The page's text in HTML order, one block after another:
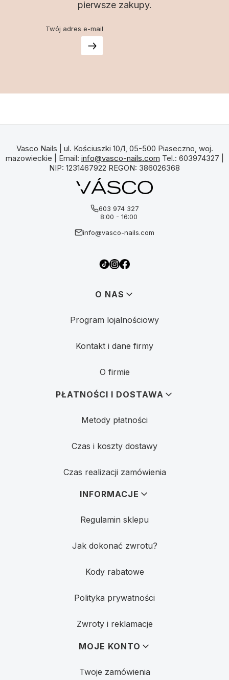
pierwsze zakupy.
Twój adres e-mail
Vasco Nails | ul. Kościuszki 10/1, 05-500 Piaseczno, woj.
mazowieckie | Email: info@vasco-nails.com Tel.: 603974327 |
NIP: 1231467922 REGON: 386026368
603 974 327
8:00 - 16:00
info@vasco-nails.com
O NAS
Program lojalnościowy
Kontakt i dane firmy
O firmie
PŁATNOŚCI I DOSTAWA
Metody płatności
Czas i koszty dostawy
Czas realizacji zamówienia
INFORMACJE
Regulamin sklepu
Jak dokonać zwrotu?
Kody rabatowe
Polityka prywatności
Zwroty i reklamacje
MOJE KONTO
Twoje zamówienia